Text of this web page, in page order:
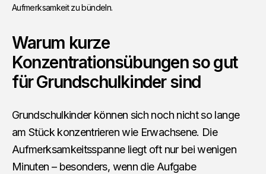
Aufmerksamkeit zu bündeln.
Warum kurze
Konzentrationsübungen so gut
für Grundschulkinder sind
Grundschulkinder können sich noch nicht so lange
am Stück konzentrieren wie Erwachsene. Die
Aufmerksamkeitsspanne liegt oft nur bei wenigen
Minuten – besonders, wenn die Aufgabe